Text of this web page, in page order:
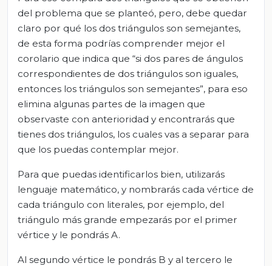
del problema que se planteó, pero, debe quedar
claro por qué los dos triángulos son semejantes,
de esta forma podrías comprender mejor el
corolario que indica que “si dos pares de ángulos
correspondientes de dos triángulos son iguales,
entonces los triángulos son semejantes”, para eso
elimina algunas partes de la imagen que
observaste con anterioridad y encontrarás que
tienes dos triángulos, los cuales vas a separar para
que los puedas contemplar mejor.
Para que puedas identificarlos bien, utilizarás
lenguaje matemático, y nombrarás cada vértice de
cada triángulo con literales, por ejemplo, del
triángulo más grande empezarás por el primer
vértice y le pondrás A.
Al segundo vértice le pondrás B y al tercero le